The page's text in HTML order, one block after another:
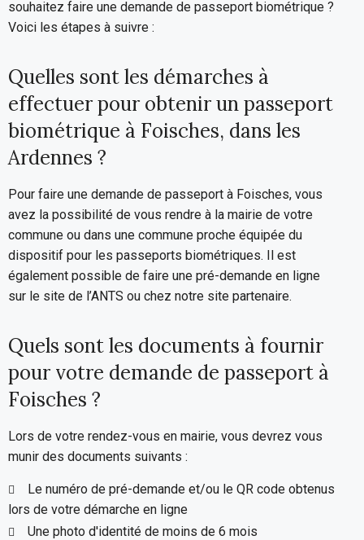
souhaitez faire une demande de passeport biométrique ?
Voici les étapes à suivre :
Quelles sont les démarches à
effectuer pour obtenir un passeport
biométrique à Foisches, dans les
Ardennes ?
Pour faire une demande de passeport à Foisches, vous
avez la possibilité de vous rendre à la mairie de votre
commune ou dans une commune proche équipée du
dispositif pour les passeports biométriques. Il est
également possible de faire une pré-demande en ligne
sur le site de l’ANTS ou chez notre site partenaire.
Quels sont les documents à fournir
pour votre demande de passeport à
Foisches ?
Lors de votre rendez-vous en mairie, vous devrez vous
munir des documents suivants :
Le numéro de pré-demande et/ou le QR code obtenus
lors de votre démarche en ligne
Une photo d'identité de moins de 6 mois